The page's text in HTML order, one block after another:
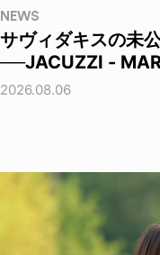
NEWS
サヴィダキスの未
──JACUZZI -
2026.08.06